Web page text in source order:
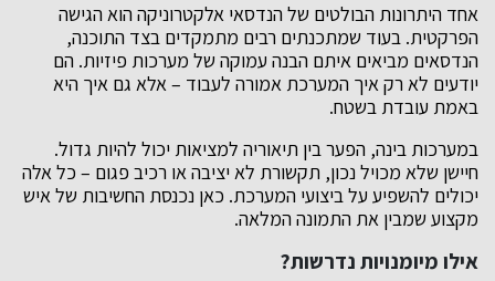
אחד היתרונות הבולטים של הנדסאי אלקטרוניקה הוא הגישה
הפרקטית. בעוד שמתכנתים רבים מתמקדים בצד התוכנה,
הנדסאים מביאים איתם הבנה עמוקה של מערכות פיזיות. הם
יודעים לא רק איך המערכת אמורה לעבוד – אלא גם איך היא
באמת עובדת בשטח.
במערכות בינה, הפער בין תיאוריה למציאות יכול להיות גדול.
חיישן שלא מכויל נכון, תקשורת לא יציבה או רכיב פגום – כל אלה
יכולים להשפיע על ביצועי המערכת. כאן נכנסת החשיבות של איש
מקצוע שמבין את התמונה המלאה.
אילו מיומנויות נדרשות?